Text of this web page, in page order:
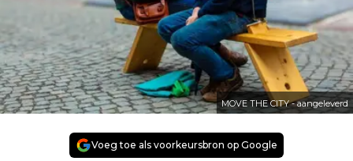
MOVE THE CITY - aangeleverd
Voeg toe als voorkeursbron op Google